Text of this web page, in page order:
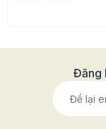
Đăng